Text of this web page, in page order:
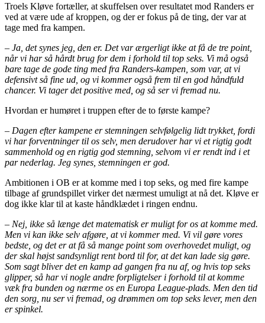
Troels Kløve fortæller, at skuffelsen over resultatet mod Randers er
ved at være ude af kroppen, og der er fokus på de ting, der var at
tage med fra kampen.
– Ja, det synes jeg, den er. Det var ærgerligt ikke at få de tre point,
når vi har så hårdt brug for dem i forhold til top seks. Vi må også
bare tage de gode ting med fra Randers-kampen, som var, at vi
defensivt så fine ud, og vi kommer også frem til en god håndfuld
chancer. Vi tager det positive med, og så ser vi fremad nu.
Hvordan er humøret i truppen efter de to første kampe?
– Dagen efter kampene er stemningen selvfølgelig lidt trykket, fordi
vi har forventninger til os selv, men derudover har vi et rigtig godt
sammenhold og en rigtig god stemning, selvom vi er rendt ind i et
par nederlag. Jeg synes, stemningen er god.
Ambitionen i OB er at komme med i top seks, og med fire kampe
tilbage af grundspillet virker det nærmest umuligt at nå det. Kløve er
dog ikke klar til at kaste håndklædet i ringen endnu.
– Nej, ikke så længe det matematisk er muligt for os at komme med.
Men vi kan ikke selv afgøre, at vi kommer med. Vi vil gøre vores
bedste, og det er at få så mange point som overhovedet muligt, og
der skal højst sandsynligt rent bord til for, at det kan lade sig gøre.
Som sagt bliver det en kamp ad gangen fra nu af, og hvis top seks
glipper, så har vi nogle andre forpligtelser i forhold til at komme
væk fra bunden og nærme os en Europa League-plads. Men den tid
den sorg, nu ser vi fremad, og drømmen om top seks lever, men den
er spinkel.